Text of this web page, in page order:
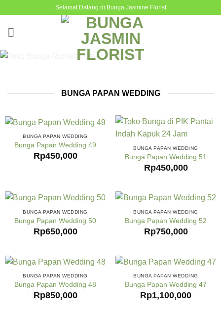
content
Selamat Datang di Bunga Jasmine Florist
BUNGA PAPAN WEDDING
BUNGA PAPAN WEDDING
Bunga Papan Wedding 49
Rp450,000
BUNGA PAPAN WEDDING
Bunga Papan Wedding 51
Rp450,000
BUNGA PAPAN WEDDING
Bunga Papan Wedding 50
Rp650,000
BUNGA PAPAN WEDDING
Bunga Papan Wedding 52
Rp750,000
BUNGA PAPAN WEDDING
Bunga Papan Wedding 48
Rp850,000
BUNGA PAPAN WEDDING
Bunga Papan Wedding 47
Rp1,100,000